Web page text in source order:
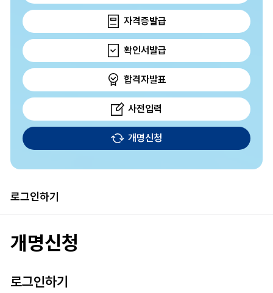
자격증발급
확인서발급
합격자발표
사전입력
개명신청
로그인하기
개명신청
로그인하기